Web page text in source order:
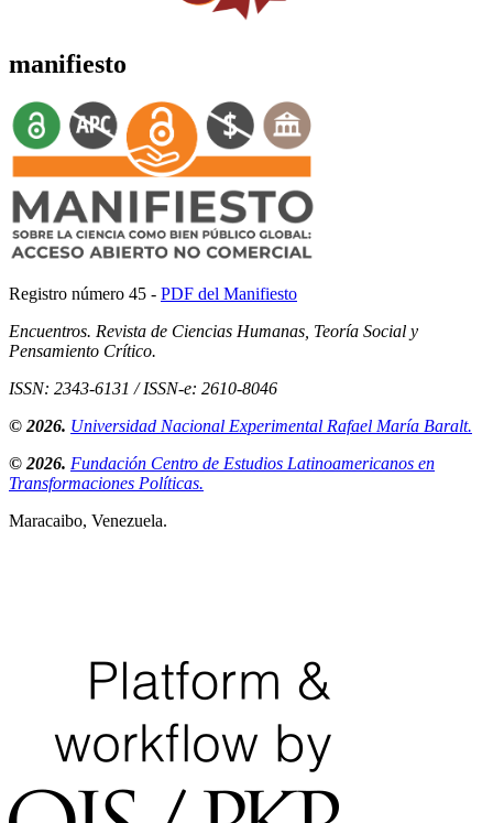
manifiesto
Registro número 45 - PDF del Manifiesto
Encuentros. Revista de Ciencias Humanas, Teoría Social y
Pensamiento Crítico.
ISSN: 2343-6131 / ISSN-e: 2610-8046
© 2026. Universidad Nacional Experimental Rafael María Baralt.
© 2026. Fundación Centro de Estudios Latinoamericanos en
Transformaciones Políticas.
Maracaibo, Venezuela.